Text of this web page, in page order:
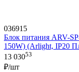
036915
Блок питания ARV-
150W) (Arlight, IP20
13 03053
₽/шт